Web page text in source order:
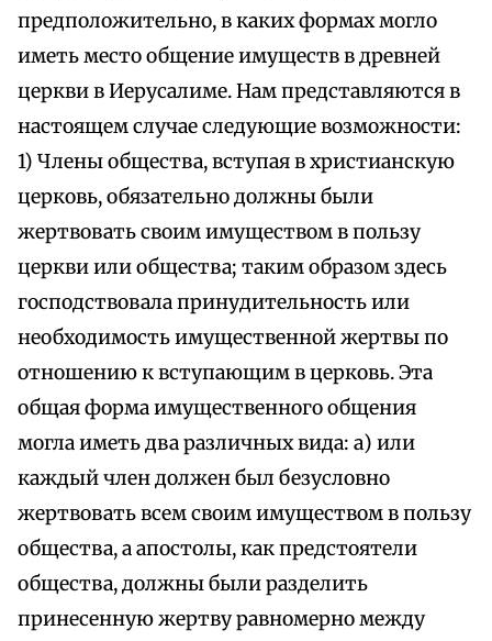
предположительно, в каких формах могло
иметь место общение имуществ в древней
церкви в Иерусалиме. Нам представляются в
настоящем случае следующие возможности:
1) Члены общества, вступая в христианскую
церковь, обязательно должны были
жертвовать своим имуществом в пользу
церкви или общества; таким образом здесь
господствовала принудительность или
необходимость имущественной жертвы по
отношению к вступающим в церковь. Эта
общая форма имущественного общения
могла иметь два различных вида: а) или
каждый член должен был безусловно
жертвовать всем своим имуществом в пользу
общества, а апостолы, как предстоятели
общества, должны были разделить
принесенную жертву равномерно между